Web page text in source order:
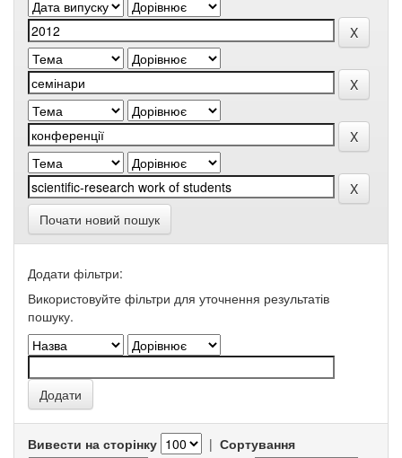
Почати новий пошук
Додати фільтри:
Використовуйте фільтри для уточнення результатів
пошуку.
Вивести на сторінку | Сортування